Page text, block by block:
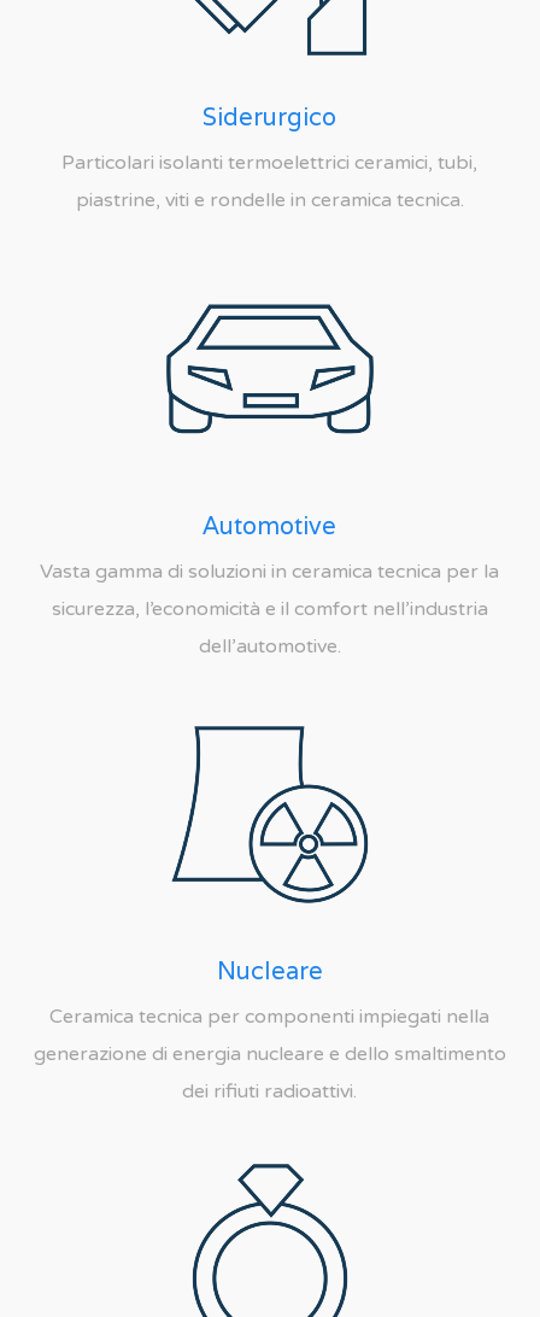
Siderurgico
Particolari isolanti termoelettrici ceramici, tubi,
piastrine, viti e rondelle in ceramica tecnica.
Automotive
Vasta gamma di soluzioni in ceramica tecnica per la
sicurezza, l’economicità e il comfort nell’industria
dell’automotive.
Nucleare
Ceramica tecnica per componenti impiegati nella
generazione di energia nucleare e dello smaltimento
dei rifiuti radioattivi.